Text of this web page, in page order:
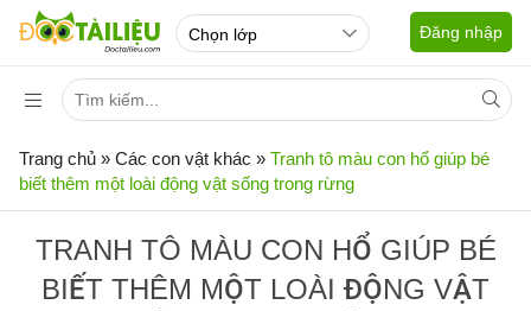
Đăng nhập
Trang chủ » Các con vật khác » Tranh tô màu con hổ giúp bé
biết thêm một loài động vật sống trong rừng
TRANH TÔ MÀU CON HỔ GIÚP BÉ
BIẾT THÊM MỘT LOÀI ĐỘNG VẬT